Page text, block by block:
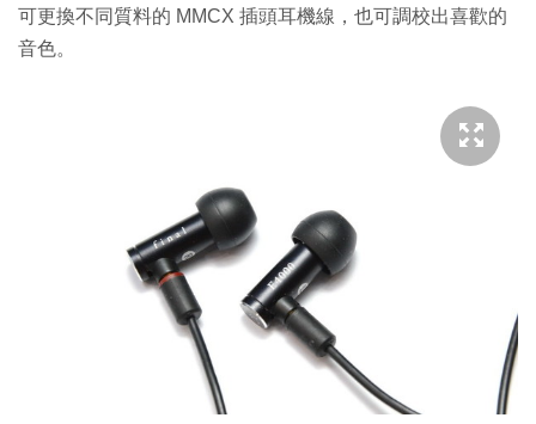
可更換不同質料的 MMCX 插頭耳機線，也可調校出喜歡的
音色。